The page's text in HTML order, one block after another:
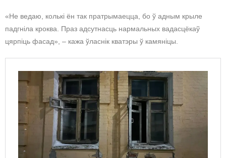
«Не ведаю, колькі ён так пратрымаецца, бо ў адным крыле
падгніла кроква. Праз адсутнасць нармальных вадасцёкаў
цярпіць фасад», – кажа ўласнік кватэры ў камяніцы.